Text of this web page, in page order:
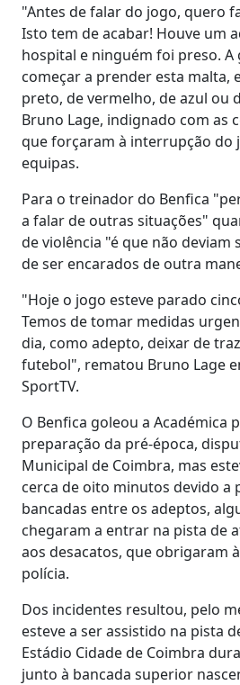
"Antes de falar do jogo, quero
Isto tem de acabar! Houve um
hospital e ninguém foi preso. A
começar a prender esta malta,
preto, de vermelho, de azul ou
Bruno Lage, indignado com as
que forçaram à interrupção do
equipas.
Para o treinador do Benfica
a falar de outras situações"
de violência "é que não deviam
de ser encarados de outra
"Hoje o jogo esteve parado
Temos de tomar medidas
dia, como adepto, deixar de
futebol", rematou Bruno Lage
SportTV.
O Benfica goleou a Académica
preparação da pré-época,
Municipal de Coimbra, mas
cerca de oito minutos devido a
bancadas entre os adeptos,
chegaram a entrar na pista de
aos desacatos, que obrigaram
polícia.
Dos incidentes resultou, pelo
esteve a ser assistido na pista
Estádio Cidade de Coimbra
junto à bancada superior